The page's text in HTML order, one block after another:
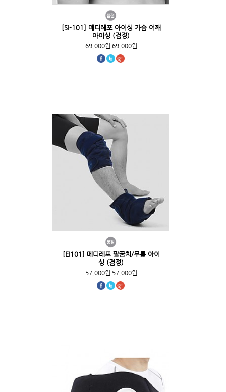
[SI-101] 메디레포 아이싱 가슴 어깨
아이싱 (검정)
69,000원69,000원
[EI101] 메디레포 팔꿈치/무릎 아이
싱 (검정)
57,000원57,000원